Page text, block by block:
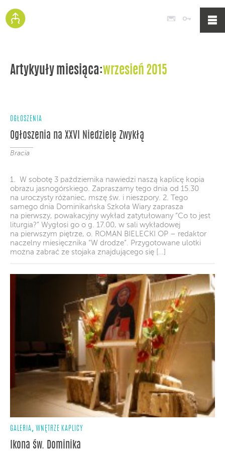
Poczta
Artykyuły miesiąca:wrzesień 2015
OGŁOSZENIA
Ogłoszenia na XXVI Niedzielę Zwykłą
Bracia
1. W sobotę 3 października nawiedzi naszą kaplicę kopia
obrazu jasnogórskiego. Zapraszamy tego dnia od 15.30
na uroczysty różaniec, mszę św. i nieszpory. 2. Tego
samego dnia Dominikańska Szkoła Wiary zaprasza
na pierwszy, powakacyjny wykład zatytułowany “Co to jest
liturgia?” Wygłosi go o g. 17.00, w sali wykładowej
na pierwszym piętrze, o. ROMAN BIELECKI OP – redaktor
naczelny miesięcznika “W drodze”. Przygotowane ulotki
można zabrać ze stojaka znajdującego się […]
GALERIA, WNĘTRZE KAPLICY
Ikona św. Dominika